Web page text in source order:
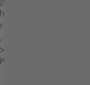
Verbrauchern
der sonst zur
der Kunde den
Person oder
oder Anstalt